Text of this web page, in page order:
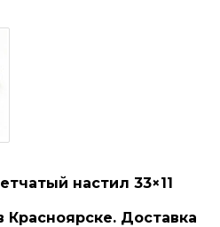
настил 33×11
Доставка